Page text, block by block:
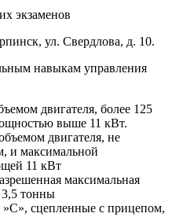
экзаменов
ул. Свердлова, д. 10.
навыкам управления
двигателя, более 125
выше 11 кВт.
двигателя, не
и максимальной
11 кВт
максимальная
3,5 тонны
»С», сцепленные с прицепом,